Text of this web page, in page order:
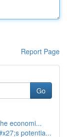
Report Page
Go
economi...
potentia...